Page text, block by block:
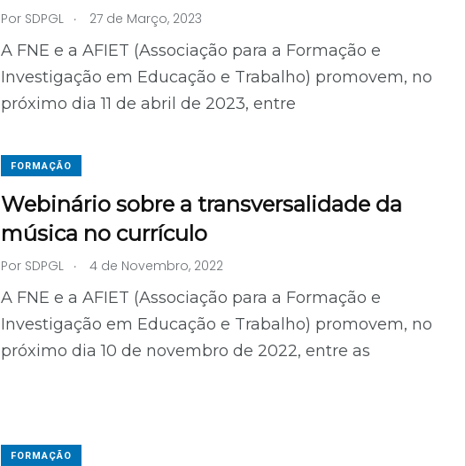
Por SDPGL . 27 de Março, 2023
A FNE e a AFIET (Associação para a Formação e
Investigação em Educação e Trabalho) promovem, no
próximo dia 11 de abril de 2023, entre
FORMAÇÃO
Webinário sobre a transversalidade da
música no currículo
Por SDPGL . 4 de Novembro, 2022
A FNE e a AFIET (Associação para a Formação e
Investigação em Educação e Trabalho) promovem, no
próximo dia 10 de novembro de 2022, entre as
FORMAÇÃO